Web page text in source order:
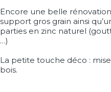
Encore une belle
support gros grain ainsi
parties en zinc naturel
…)
La petite touche déco :
bois.